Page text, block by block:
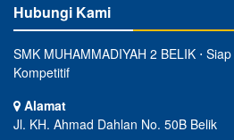
Hubungi Kami
SMK MUHAMMADIYAH 2 BELIK ⋅
Kompetitif
Alamat
Jl. KH. Ahmad Dahlan No. 50B Belik